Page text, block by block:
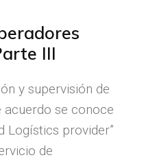
III
y supervisión de
acuerdo se conoce
Logístics provider”
de